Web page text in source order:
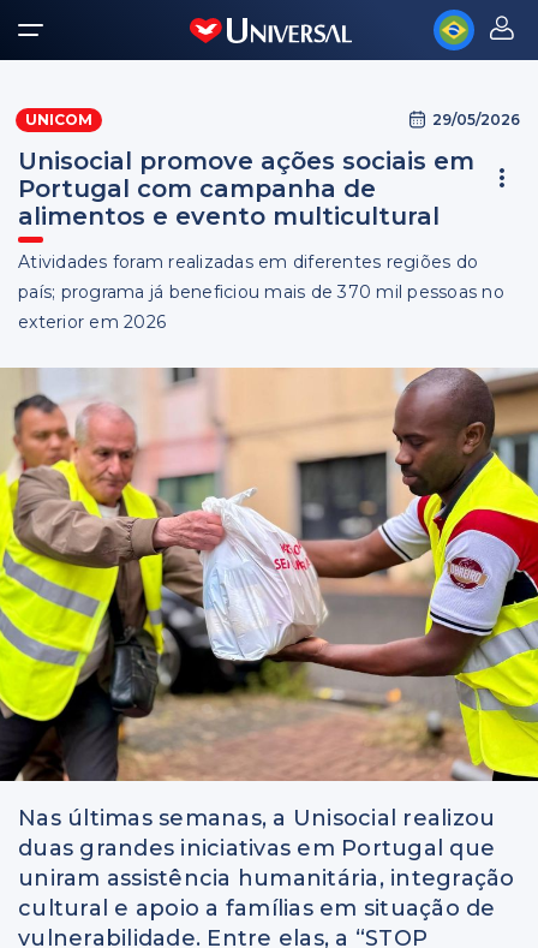
UNICOM 29/05/2026
Unisocial promove ações sociais em
Portugal com campanha de
alimentos e evento multicultural
Atividades foram realizadas em diferentes regiões do
país; programa já beneficiou mais de 370 mil pessoas no
exterior em 2026
Nas últimas semanas, a Unisocial realizou
duas grandes iniciativas em Portugal que
uniram assistência humanitária, integração
cultural e apoio a famílias em situação de
vulnerabilidade. Entre elas, a “STOP